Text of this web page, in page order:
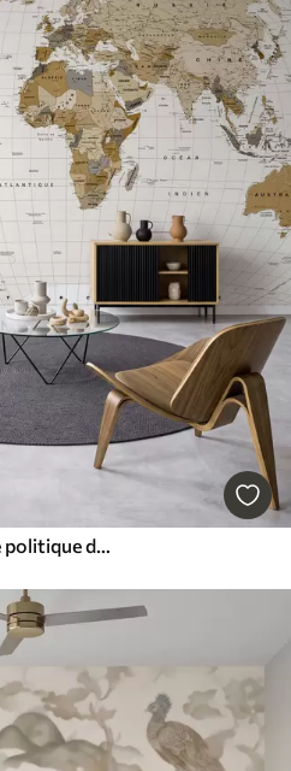
Peintures murales Une carte politique du monde de couleur marron, avec des drapeaux en français